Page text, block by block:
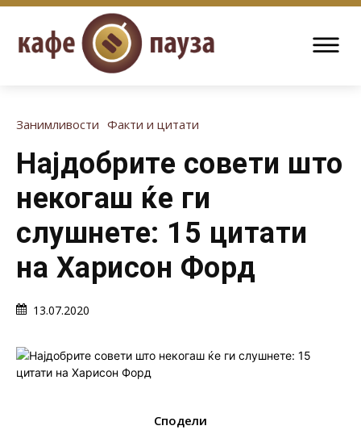
Занимливости Факти и цитати
Најдобрите совети што
некогаш ќе ги
слушнете: 15 цитати
на Харисон Форд
13.07.2020
Сподели